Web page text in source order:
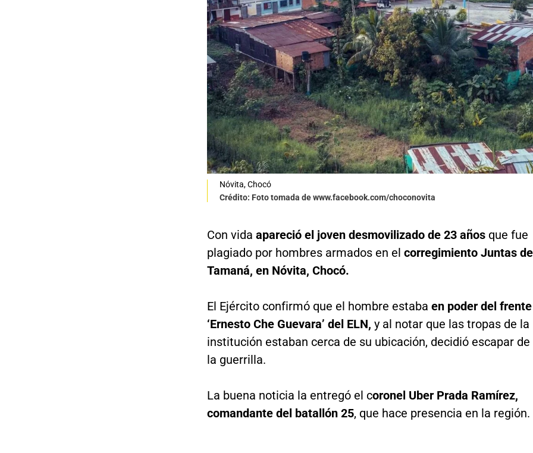
Nóvita, Chocó
Crédito: Foto tomada de www.facebook.com/choconovita
Con vida apareció el joven desmovilizado de 23 años que fue
plagiado por hombres armados en el corregimiento Juntas de
Tamaná, en Nóvita, Chocó.
El Ejército confirmó que el hombre estaba en poder del frente
‘Ernesto Che Guevara’ del ELN, y al notar que las tropas de la
institución estaban cerca de su ubicación, decidió escapar de
la guerrilla.
La buena noticia la entregó el coronel Uber Prada Ramírez,
comandante del batallón 25, que hace presencia en la región.